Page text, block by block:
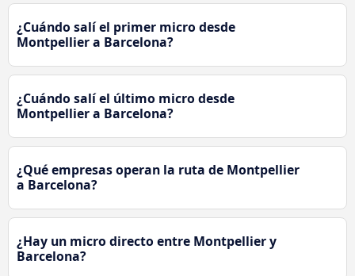
¿Cuándo salí el primer micro desde
Montpellier a Barcelona?
¿Cuándo salí el último micro desde
Montpellier a Barcelona?
¿Qué empresas operan la ruta de Montpellier
a Barcelona?
¿Hay un micro directo entre Montpellier y
Barcelona?